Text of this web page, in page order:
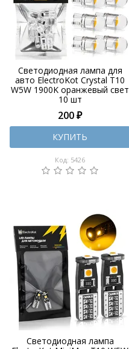
Светодиодная лампа для
авто ElectroKot Crystal T10
W5W 1900K оранжевый свет
10 шт
200 ₽
КУПИТЬ
Код: 5426
Светодиодная лампа